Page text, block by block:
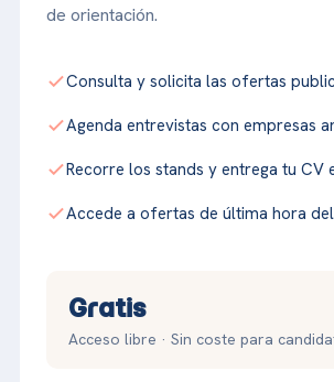
de orientación.
Consulta y solicita las ofertas
Agenda entrevistas con empresas
Recorre los stands y entrega tu CV
Accede a ofertas de última hora
Gratis
Acceso libre · Sin coste para